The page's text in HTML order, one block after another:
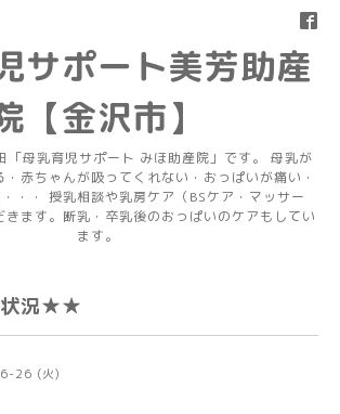
サポート美芳助産
【金沢市】
「母乳育児サポート みほ助産院」です。 母乳が
赤ちゃんが吸ってくれない・おっぱいが痛い・
・・ 授乳相談や乳房ケア（BSケア・マッサー
きます。断乳・卒乳後のおっぱいのケアもしてい
ます。
況★★
26 (火)